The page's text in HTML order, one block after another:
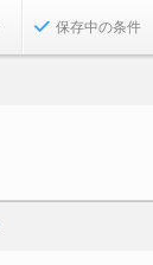
保存中の条件